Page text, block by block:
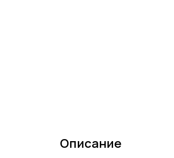
Описание